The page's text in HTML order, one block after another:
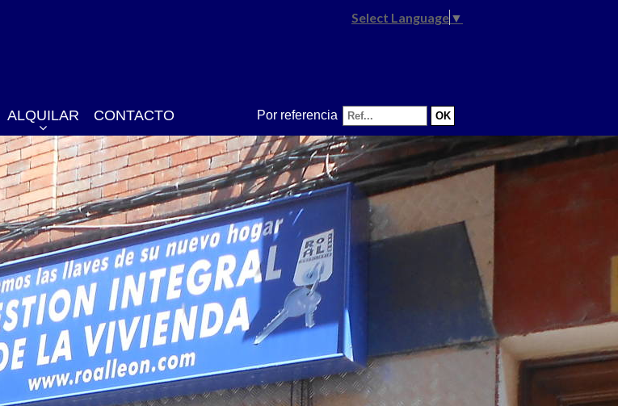
Select Language ▼
ALQUILAR CONTACTO Por referencia